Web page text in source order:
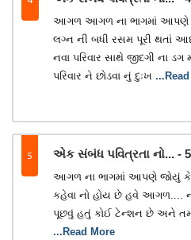
આગળ આગળ ના ભાગમાં આપણે
લગ્ન ની બધી રસમ પૂરી થતાં
નવા પરિવાર સાથે જીદગી ના ડગ
પરિવાર ને છોડવા નું દુઃખ
5 એક સંબંધ પવિત્રતા નો... - 5
આગળ ના ભાગમાં આપણે જોયું
કહેવા નો હોય છે હવે
પૂછવું હતું કોઈ ટેન્શન છે અને
...Read More